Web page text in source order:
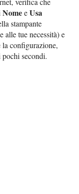
NomeeUsa
stampante
alle tue necessità) e
la configurazione,
pochi secondi.